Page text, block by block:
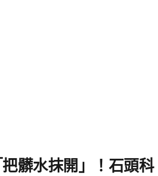
髒水抹開」！石頭科